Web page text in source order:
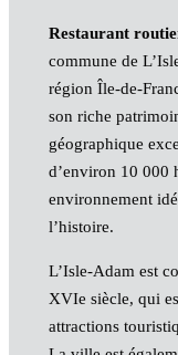
Restaurant
commune de
région Île-de-
son riche
géographique
d’environ 10 000
environnement
l’histoire.
L’Isle-Adam est
XVIe siècle, qui
attractions